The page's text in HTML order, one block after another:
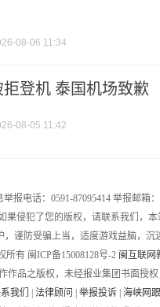
08-06 11:34
登机 泰国机场致歉
08-05 11:42
报电话：0591-87095414 举报邮箱：
侵犯了您的版权，请联系我们，本
谨防受骗上当，适度游戏益脑，沉
有 闽ICP备15008128号-2 闽互联网
品之版权，未经报业集团书面授
我们 法律顾问 举报投诉
海峡网